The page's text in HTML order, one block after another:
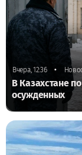
Вчера, 12:36 •
В Казахстане
осужденных